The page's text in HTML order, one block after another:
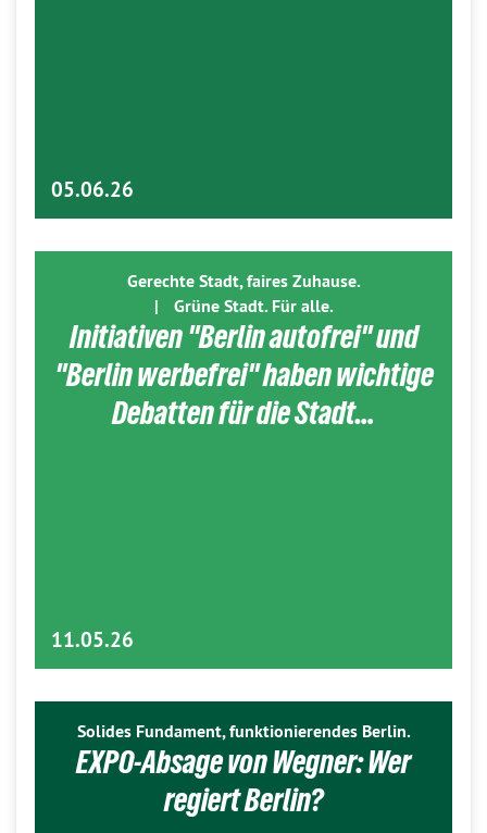
05.06.26
Gerechte Stadt, faires Zuhause.
|
Grüne Stadt. Für alle.
Initiativen "Berlin autofrei" und
"Berlin werbefrei" haben wichtige
Debatten für die Stadt…
11.05.26
Solides Fundament, funktionierendes Berlin.
EXPO-Absage von Wegner: Wer
regiert Berlin?